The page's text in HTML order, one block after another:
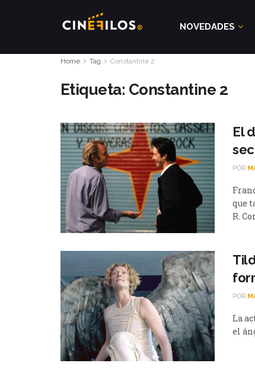
NOVEDADES
Home Tag Constantine 2
Etiqueta: Constantine 2
El
POR
que
R.
POR
La
el